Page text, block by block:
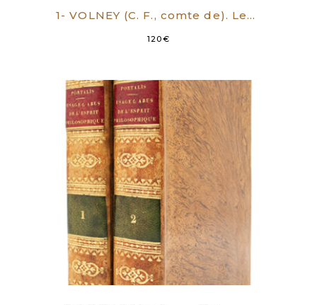
1- VOLNEY (C. F., comte de). Les ruines ou Méditation sur les révolutions des Empires. Précédé d’une notice par le comte Daru. Paris, Baudouin frères, 1826. xxiv, 297 p., frontispice et titre allégorique gravés, 2 planches dépliantes in fine. 2- DUCLOS (Charles Pinot). Considérations sur les moeurs de ce siècle. Paris, A. Hiard, 1831. 235, (1) p.
120€